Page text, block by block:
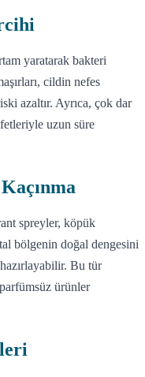
yaratarak bakteri
cildin nefes
azaltır. Ayrıca, çok dar
uzun süre
spreyler, köpük
bölgenin doğal dengesini
Bu tür
ürünler